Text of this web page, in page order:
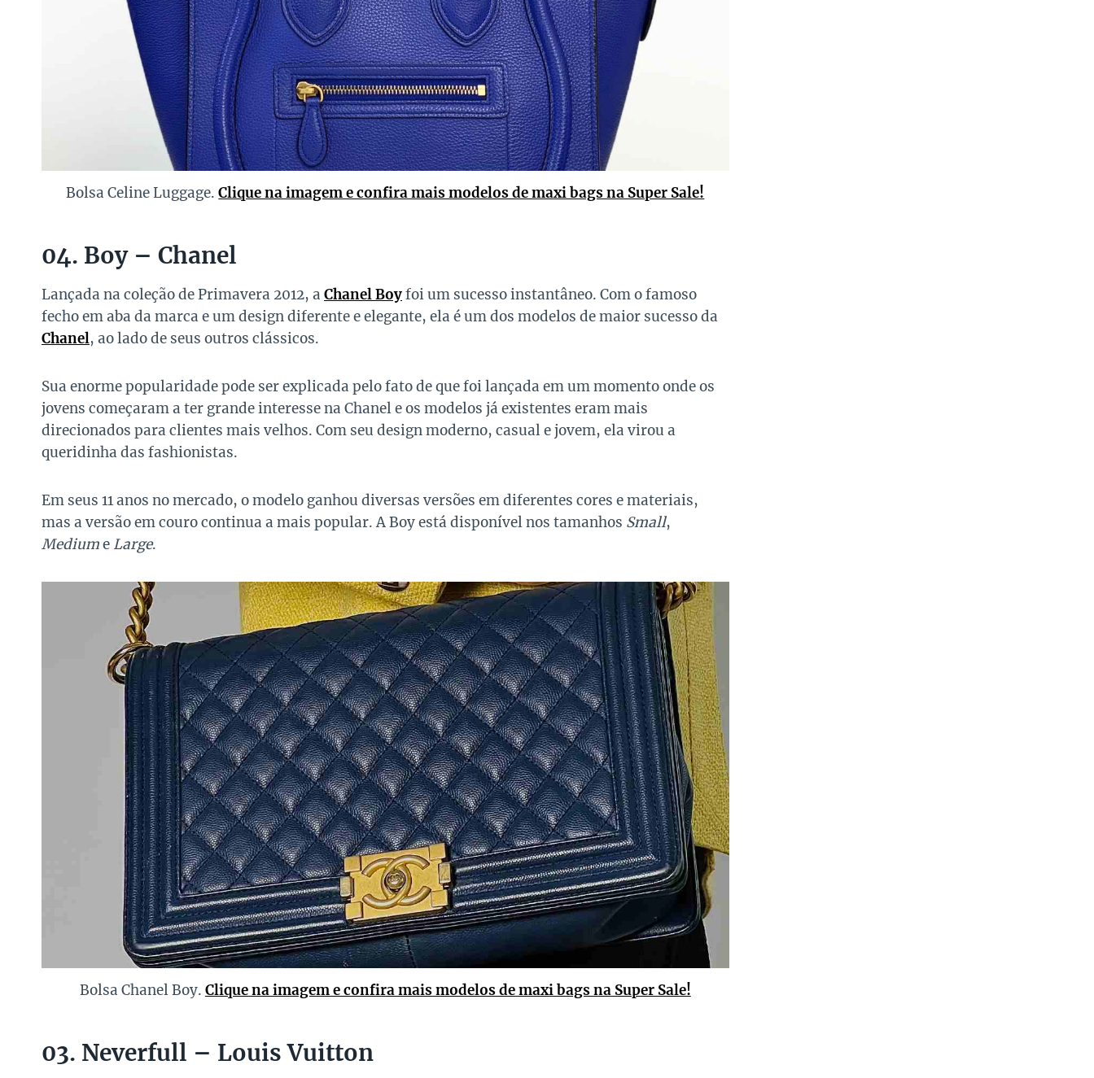
Bolsa Celine Luggage.Clique na imagem e confira mais modelos de maxi bags na Super Sale!
04. Boy – Chanel
Lançada na coleção de Primavera 2012, a Chanel Boyfoi um sucesso instantâneo. Com o famoso
fecho em aba da marca e um design diferente e elegante, ela é um dos modelos de maior sucesso da
Chanel, ao lado de seus outros clássicos.
Sua enorme popularidade pode ser explicada pelo fato de que foi lançada em um momento onde os
jovens começaram a ter grande interesse na Chanel e os modelos já existentes eram mais
direcionados para clientes mais velhos. Com seu design moderno, casual e jovem, ela virou a
queridinha das fashionistas.
Em seus 11 anos no mercado, o modelo ganhou diversas versões em diferentes cores e materiais,
mas a versão em couro continua a mais popular. A Boy está disponível nos tamanhos Small,
Mediume Large.
Bolsa Chanel Boy. Clique na imagem e confira mais modelos de maxi bags na Super Sale!
03. Neverfull – Louis Vuitton